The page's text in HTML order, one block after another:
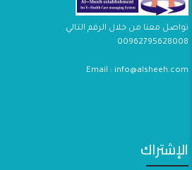
تواصل معنا من خلال الرقم التالي
00962795628008
Email : info@alsheeh.com
الإشتراك